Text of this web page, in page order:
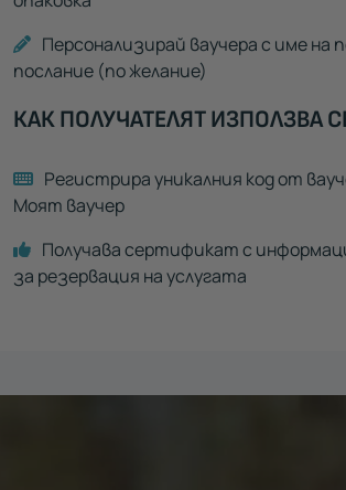
Персонализирай ваучера с име на
послание (по желание)
КАК ПОЛУЧАТЕЛЯТ ИЗПОЛЗВА
Регистрира уникалния код от
Моят ваучер
Получава сертификат с
за резервация на услугата